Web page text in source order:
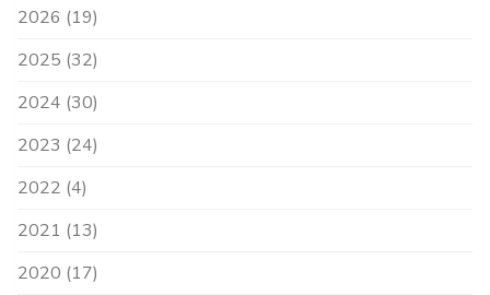
2026 (19)
2025 (32)
2024 (30)
2023 (24)
2022 (4)
2021 (13)
2020 (17)